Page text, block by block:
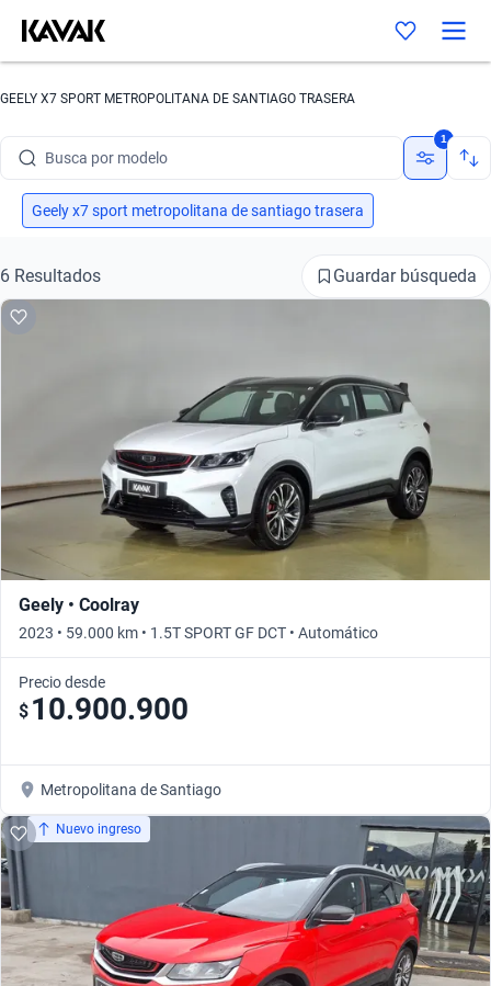
GEELY X7 SPORT METROPOLITANA DE SANTIAGO TRASERA
Busca por modelo
Busca por versión
Busca por marca
Busca por año
1
Geely x7 sport metropolitana de santiago trasera
6 Resultados Guardar búsqueda
Geely • Coolray
2023 • 59.000 km • 1.5T SPORT GF DCT • Automático
Precio desde
$ 10.900.900
Metropolitana de Santiago
Nuevo ingreso